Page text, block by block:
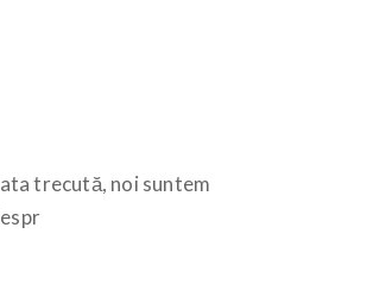
trecută, noi suntem